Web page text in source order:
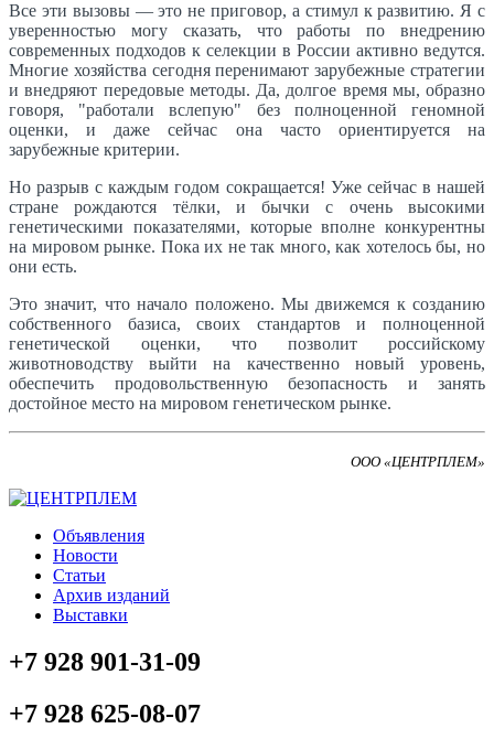
Все эти вызовы — это не приговор, а стимул к развитию. Я с
уверенностью могу сказать, что работы по внедрению
современных подходов к селекции в России активно ведутся.
Многие хозяйства сегодня перенимают зарубежные стратегии
и внедряют передовые методы. Да, долгое время мы, образно
говоря, "работали вслепую" без полноценной геномной
оценки, и даже сейчас она часто ориентируется на
зарубежные критерии.
Но разрыв с каждым годом сокращается! Уже сейчас в нашей
стране рождаются тёлки, и бычки с очень высокими
генетическими показателями, которые вполне конкурентны
на мировом рынке. Пока их не так много, как хотелось бы, но
они есть.
Это значит, что начало положено. Мы движемся к созданию
собственного базиса, своих стандартов и полноценной
генетической оценки, что позволит российскому
животноводству выйти на качественно новый уровень,
обеспечить продовольственную безопасность и занять
достойное место на мировом генетическом рынке.
ООО «ЦЕНТРПЛЕМ»
Объявления
Новости
Статьи
Архив изданий
Выставки
+7 928 901-31-09
+7 928 625-08-07